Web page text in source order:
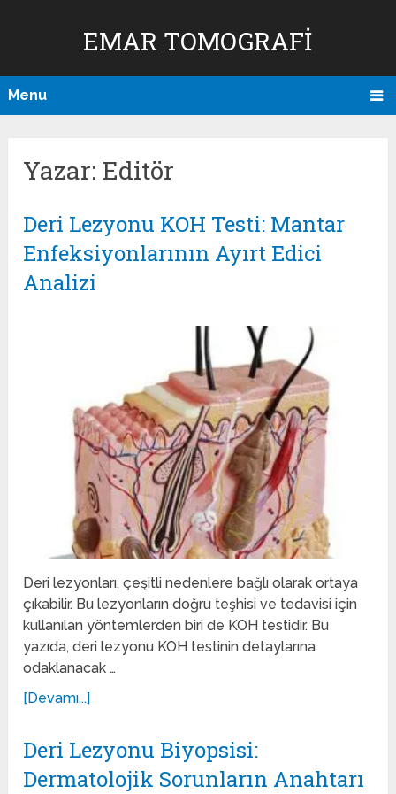
EMAR TOMOGRAFI
Menu
Yazar: Editör
Deri Lezyonu KOH Testi: Mantar
Enfeksiyonlarının Ayırt Edici
Analizi
Deri lezyonları, çeşitli nedenlere bağlı olarak ortaya
çıkabilir. Bu lezyonların doğru teşhisi ve tedavisi için
kullanılan yöntemlerden biri de KOH testidir. Bu
yazıda, deri lezyonu KOH testinin detaylarına
odaklanacak …
[Devamı...]
Deri Lezyonu Biyopsisi:
Dermatolojik Sorunların Anahtarı